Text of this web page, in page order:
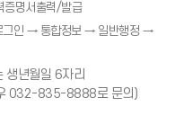
명서출력/발급
그인 → 통합정보 → 일반행정 →
생년월일 6자리
032-835-8888로 문의)